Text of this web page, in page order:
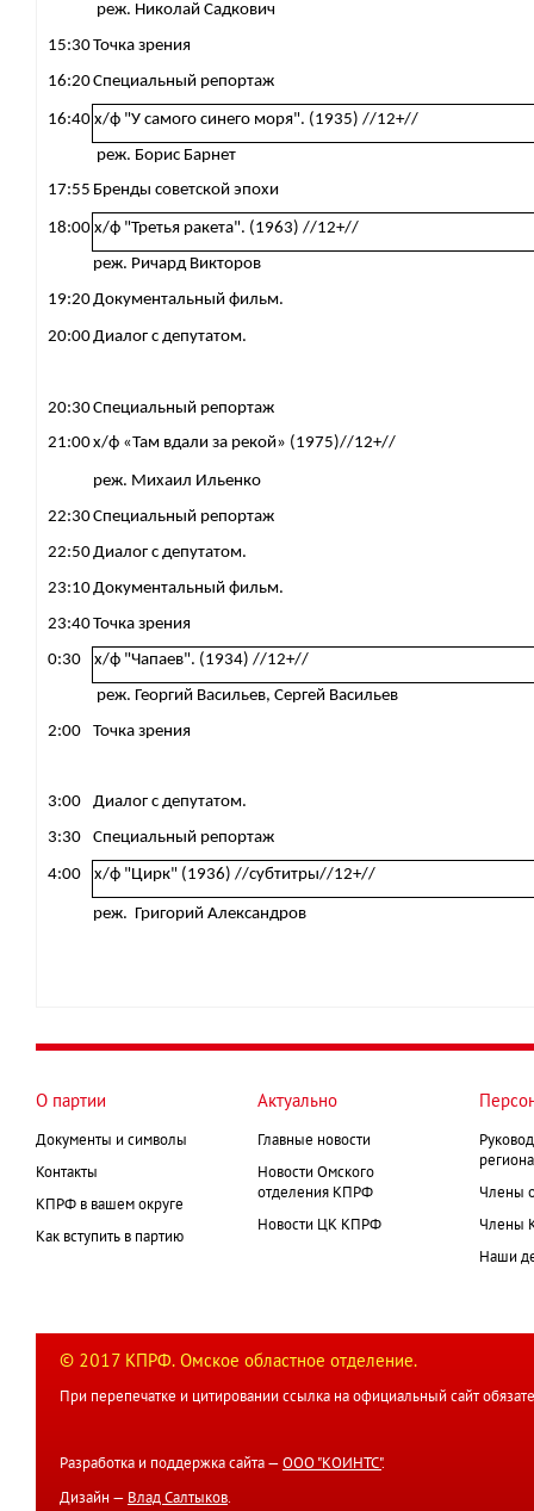
реж. Николай Садкович
15:30Точка зрения
16:20Специальный репортаж
16:40 х/ф "У самого синего моря". (1935) //12+//
реж. Борис Барнет
17:55 Бренды советской эпохи
18:00 х/ф "Третья ракета". (1963) //12+//
реж. Ричард Викторов
19:20Документальный фильм.
20:00Диалог с депутатом.
20:30Специальный репортаж
21:00х/ф «Там вдали за рекой» (1975)//12+//
реж. ​​​​​​​ Михаил Ильенко
22:30Специальный репортаж
22:50Диалог с депутатом.
23:10Документальный фильм.
23:40Точка зрения
0:30
х/ф "Чапаев". (1934) //12+//
реж. Георгий Васильев, Сергей Васильев
2:00
Точка зрения
3:00
Диалог с депутатом.
3:30
Специальный репортаж
4:00 х/ф "Цирк" (1936) //субтитры//12+//
реж. Григорий Александров
О партии
Документы и символы
Контакты
КПРФ в вашем округе
Как вступить в партию
Актуально
Главные новости
Новости Омского
отделения КПРФ
Новости ЦК КПРФ
Члены
Члены
Наши
© 2017 КПРФ. Омское областное отделение.
При перепечатке и цитировании ссылка на официальный сайт
Разработка и поддержка сайта — ООО "КОИНТС".
Дизайн — Влад Салтыков.